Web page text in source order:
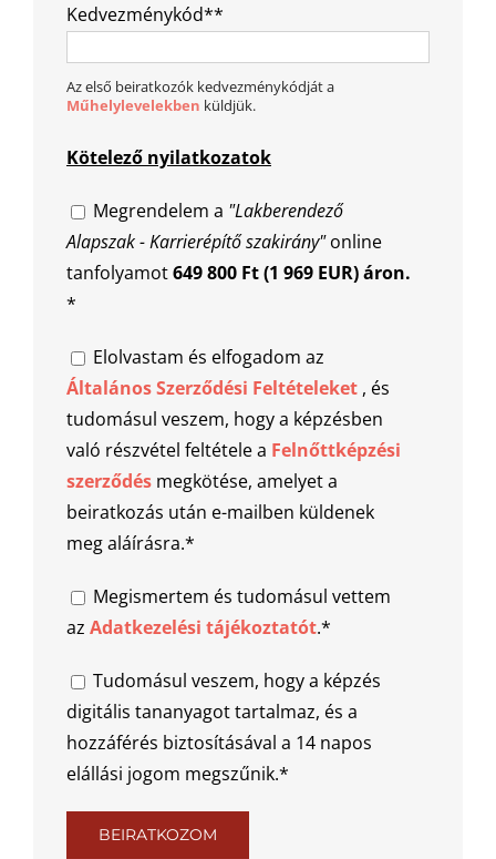
Kedvezménykód**
Az első beiratkozók kedvezménykódját a
Műhelylevelekben küldjük.
Kötelező nyilatkozatok
Megrendelem a "Lakberendező
Alapszak - Karrierépítő szakirány"online
tanfolyamot649 800 Ft (1 969 EUR) áron.
*
Elolvastam és elfogadom az
Általános Szerződési Feltételeket , és
tudomásul veszem, hogy a képzésben
való részvétel feltétele a Felnőttképzési
szerződésmegkötése, amelyet a
beiratkozás után e-mailben küldenek
meg aláírásra.*
Megismertem és tudomásul vettem
az Adatkezelési tájékoztatót.*
Tudomásul veszem, hogy a képzés
digitális tananyagot tartalmaz, és a
hozzáférés biztosításával a 14 napos
elállási jogom megszűnik.*